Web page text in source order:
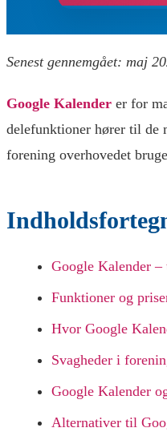
Senest gennemgået: maj
Google Kalender er for
delefunktioner hører til de
forening overhovedet
Google Kalender –
Funktioner og
Hvor Google
Svagheder i
Google Kalender
Alternativer til